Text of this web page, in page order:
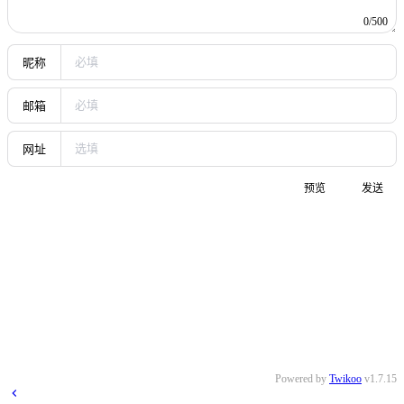
昵称
邮箱
网址
0/500
预览 发送
Powered by Twikoo v1.7.15